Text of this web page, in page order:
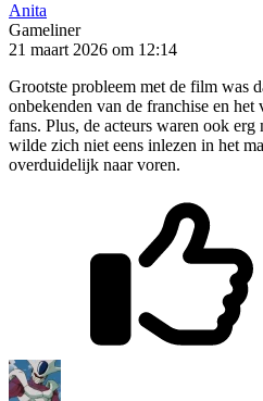
Anita
Gameliner
21 maart 2026 om 12:14
Grootste probleem met de film was
onbekenden van de franchise en
fans. Plus, de acteurs waren ook
wilde zich niet eens inlezen in het
overduidelijk naar voren.